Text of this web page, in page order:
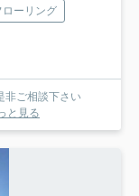
ローリング
非ご相談下さい
と見る